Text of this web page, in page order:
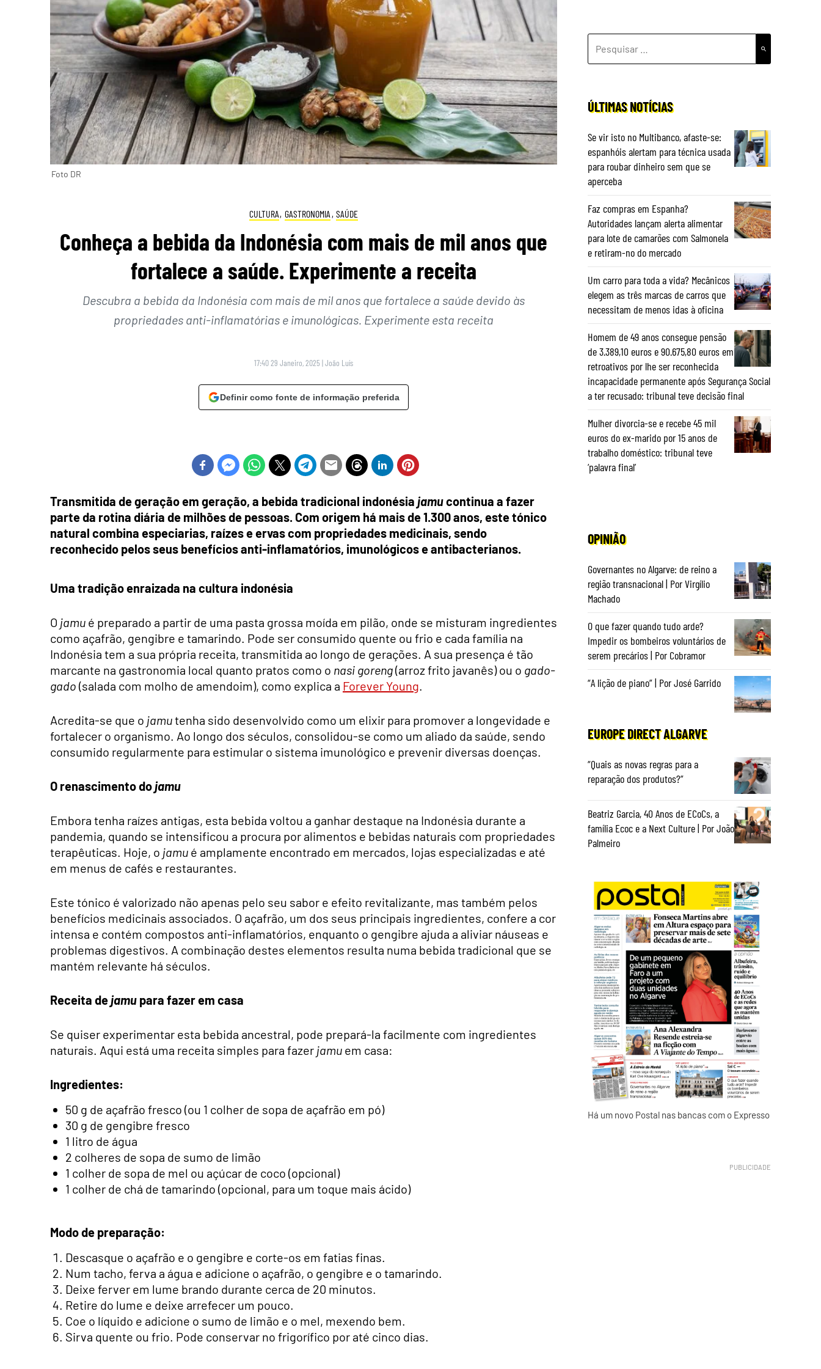
Foto DR
CULTURA, GASTRONOMIA , SAÚDE
Conheça a bebida da Indonésia com mais de mil anos que
fortalece a saúde. Experimente a receita
Descubra a bebida da Indonésia com mais de mil anos que fortalece a saúde devido às
propriedades anti-inflamatórias e imunológicas. Experimente esta receita
17:40 29 Janeiro, 2025 |João Luís
Definir como fonte de informação preferida
Transmitida de geração em geração, a bebida tradicional indonésia jamucontinua a fazer
parte da rotina diária de milhões de pessoas. Com origem há mais de 1.300 anos, este tónico
natural combina especiarias, raízes e ervas com propriedades medicinais, sendo
reconhecido pelos seus benefícios anti-inflamatórios, imunológicos e antibacterianos.
Uma tradição enraizada na cultura indonésia
O jamu é preparado a partir de uma pasta grossa moída em pilão, onde se misturam ingredientes
como açafrão, gengibre e tamarindo. Pode ser consumido quente ou frio e cada família na
Indonésia tem a sua própria receita, transmitida ao longo de gerações. A sua presença é tão
marcante na gastronomia local quanto pratos como o nasi goreng(arroz frito javanês) ou o gado-
gado (salada com molho de amendoim), como explica a Forever Young.
Acredita-se que o jamutenha sido desenvolvido como um elixir para promover a longevidade e
fortalecer o organismo. Ao longo dos séculos, consolidou-se como um aliado da saúde, sendo
consumido regularmente para estimular o sistema imunológico e prevenir diversas doenças.
O renascimento dojamu
Embora tenha raízes antigas, esta bebida voltou a ganhar destaque na Indonésia durante a
pandemia, quando se intensificou a procura por alimentos e bebidas naturais com propriedades
terapêuticas. Hoje, o jamu é amplamente encontrado em mercados, lojas especializadas e até
em menus de cafés e restaurantes.
Este tónico é valorizado não apenas pelo seu sabor e efeito revitalizante, mas também pelos
benefícios medicinais associados. O açafrão, um dos seus principais ingredientes, confere a cor
intensa e contém compostos anti-inflamatórios, enquanto o gengibre ajuda a aliviar náuseas e
problemas digestivos. A combinação destes elementos resulta numa bebida tradicional que se
mantém relevante há séculos.
Receita dejamu para fazer em casa
Se quiser experimentar esta bebida ancestral, pode prepará-la facilmente com ingredientes
naturais. Aqui está uma receita simples para fazer jamu em casa:
Ingredientes:
50 g de açafrão fresco (ou 1 colher de sopa de açafrão em pó)
30 g de gengibre fresco
1 litro de água
2 colheres de sopa de sumo de limão
1 colher de sopa de mel ou açúcar de coco (opcional)
1 colher de chá de tamarindo (opcional, para um toque mais ácido)
Modo de preparação:
Descasque o açafrão e o gengibre e corte-os em fatias finas.
Num tacho, ferva a água e adicione o açafrão, o gengibre e o tamarindo.
Deixe ferver em lume brando durante cerca de 20 minutos.
Retire do lume e deixe arrefecer um pouco.
Coe o líquido e adicione o sumo de limão e o mel, mexendo bem.
Sirva quente ou frio. Pode conservar no frigorífico por até cinco dias.
POR:
ÚLTIMAS NOTÍCIAS
Se vir isto no Multibanco, afaste-se:
espanhóis alertam para técnica usada
para roubar dinheiro sem que se
aperceba
Faz compras em Espanha?
Autoridades lançam alerta alimentar
para lote de camarões com Salmonela
e retiram-no do mercado
Um carro para toda a vida? Mecânicos
elegem as três marcas de carros que
necessitam de menos idas à oficina
Homem de 49 anos consegue pensão
de 3.389,10 euros e 90.675,80 euros em
retroativos por lhe ser reconhecida
incapacidade permanente após Segurança Social
a ter recusado: tribunal teve decisão final
Mulher divorcia-se e recebe 45 mil
euros do ex-marido por 15 anos de
trabalho doméstico: tribunal teve
‘palavra final’
OPINIÃO
Governantes no Algarve: de reino a
região transnacional | Por Virgílio
Machado
O que fazer quando tudo arde?
Impedir os bombeiros voluntários de
serem precários | Por Cobramor
“A lição de piano” | Por José Garrido
EUROPE DIRECT ALGARVE
“Quais as novas regras para a
reparação dos produtos?”
Beatriz Garcia, 40 Anos de ECoCs, a
família Ecoc e a Next Culture | Por João
Palmeiro
Há um novo Postal nas bancas com o Expresso